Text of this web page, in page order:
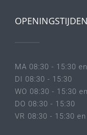
OPENINGSTIJDEN
MA 08:30 - 15:30
DI 08:30 - 15:30
WO 08:30 - 15:30
DO 08:30 - 15:30
VR 08:30 - 15:30